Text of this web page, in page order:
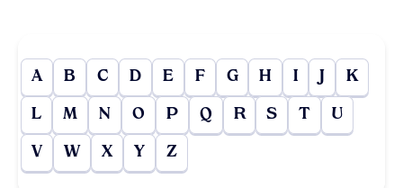
A B C D E F G H I J K
L M N O P Q R S T U
V W X Y Z